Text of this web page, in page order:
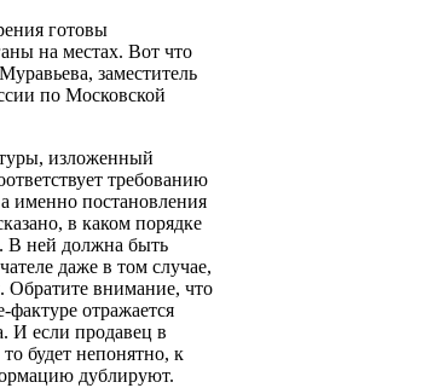
готовы
на местах. Вот что
заместитель
по Московской
изложенный
требованию
именно постановления
в каком порядке
В ней должна быть
даже в том случае,
Обратите внимание, что
отражается
И если продавец в
будет непонятно, к
дублируют.